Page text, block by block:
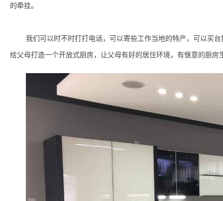
的牵挂。
我们可以时不时打打电话，可以寄些工作当地的特产，可以买
给父母打造一个开放式厨房，让父母有好的居住环境，有惬意的厨房